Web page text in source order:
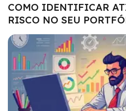
COMO IDENTIFICAR
RISCO NO SEU